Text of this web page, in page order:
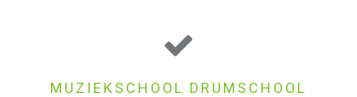
MUZIEKSCHOOL DRUMSCHOOL